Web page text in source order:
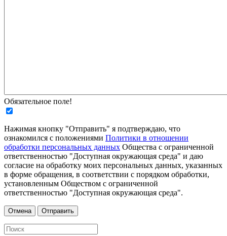
Обязательное поле!
Нажимая кнопку "Отправить" я подтверждаю, что
ознакомился с положениями Политики в отношении
обработки персональных данных Общества с ограниченной
ответственностью "Доступная окружающая среда" и даю
согласие на обработку моих персональных данных, указанных
в форме обращения, в соответствии с порядком обработки,
установленным Обществом с ограниченной
ответственностью "Доступная окружающая среда".